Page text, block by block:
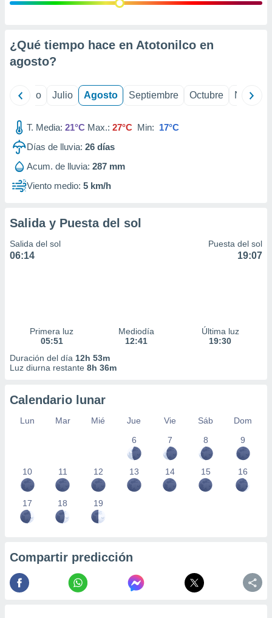
e
mediante
publicidad
de
1199
¿Qué tiempo hace en Atotonilco en
agosto?
Junio Julio Agosto Septiembre Octubre
T. Media: 21°C Max.: 27°C Min: 17°C
Días de lluvia: 26 días
Acum. de lluvia: 287 mm
Viento medio: 5 km/h
Salida y Puesta del sol
Salida del sol
06:14
Puesta del sol
19:07
Primera luz
05:51
Mediodía
12:41
Última luz
19:30
Duración del día 12h 53m
Luz diurna restante 8h 36m
Calendario lunar
Lun Mar Mié Jue Vie Sáb
Dom
6
7 8 9
10 11 12 13 14 15 16
17 18 19
Compartir predicción